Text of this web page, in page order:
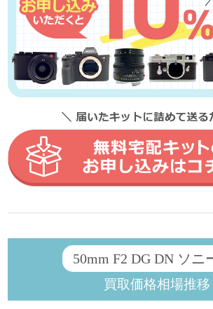
50mm F2 DG DN ソニ
買取価格相場推移